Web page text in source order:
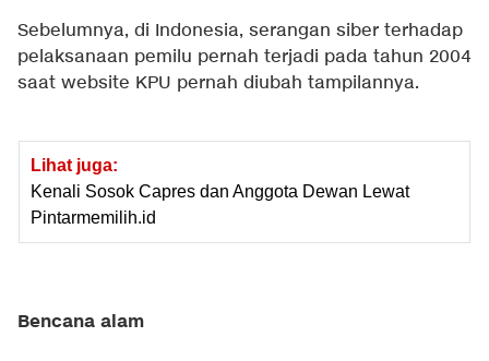
Sebelumnya, di Indonesia, serangan siber terhadap
pelaksanaan pemilu pernah terjadi pada tahun 2004
saat website KPU pernah diubah tampilannya.
Lihat juga:
Kenali Sosok Capres dan Anggota Dewan Lewat
Pintarmemilih.id
Bencana alam